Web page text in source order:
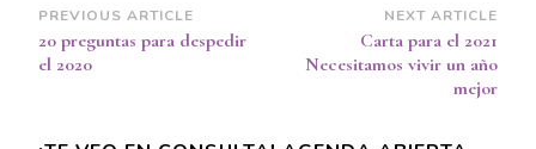
Post
Navigation
PREVIOUS ARTICLE
20 preguntas para despedir
el 2020
NEXT ARTICLE
Carta para el 2021
Necesitamos vivir un año
mejor